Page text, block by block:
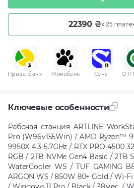
22390 ₴x 25
Приватбанк Монобанк Сенс
Ключевые особенности
Рабочая станция ARTLINE
Pro (W96v155Win) / AMD Ryzen™
9950X 4.3-5.7GHz / RTX PRO 4500
RGB / 2TB NVMe Gen4 Basic /
WaterCooler WS / TUF GAMING
ARGON WS / 850W 80+ Gold / Wi-